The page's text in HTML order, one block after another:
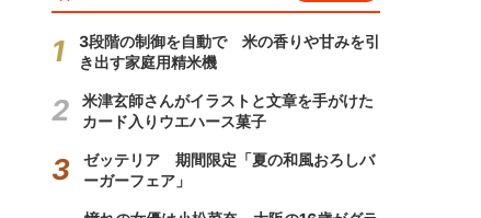
3段階の制御を自動で 米の香りや甘みを引
き出す家庭用精米機
米津玄師さんがイラストと文章を手がけた
カード入りウエハース菓子
ゼッテリア 期間限定「夏の和風おろしバ
ーガーフェア」